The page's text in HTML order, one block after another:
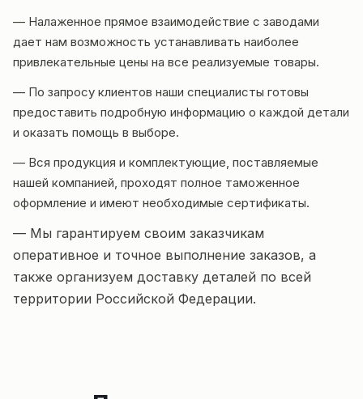
— Налаженное прямое взаимодействие с заводами
дает нам возможность устанавливать наиболее
привлекательные цены на все реализуемые товары.
— По запросу клиентов наши специалисты готовы
предоставить подробную информацию о каждой детали
и оказать помощь в выборе.
— Вся продукция и комплектующие, поставляемые
нашей компанией, проходят полное таможенное
оформление и имеют необходимые сертификаты.
— Мы гарантируем своим заказчикам
оперативное и точное выполнение заказов, а
также организуем доставку деталей по всей
территории Российской Федерации.